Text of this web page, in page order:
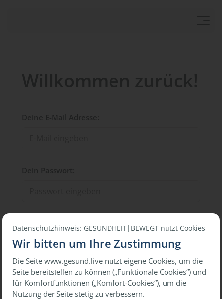
oder
Mit einmaligem Link anmelden
Datenschutzhinweis: GESUNDHEIT|BEWEGT nutzt Cookies
Wir bitten um Ihre Zustimmung
Die Seite www.gesund.live nutzt eigene Cookies, um die
Seite bereitstellen zu können („Funktionale Cookies“) und
für Komfortfunktionen („Komfort-Cookies“), um die
Nutzung der Seite stetig zu verbessern.